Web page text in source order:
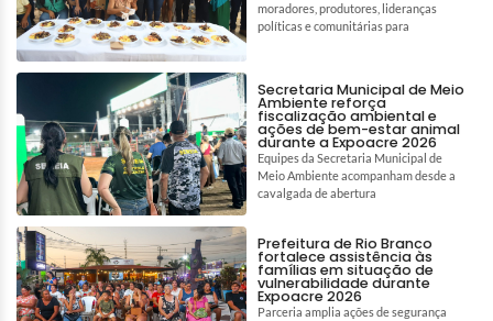
moradores, produtores, lideranças
políticas e comunitárias para
Secretaria Municipal de Meio
Ambiente reforça
fiscalização ambiental e
ações de bem-estar animal
durante a Expoacre 2026
Equipes da Secretaria Municipal de
Meio Ambiente acompanham desde a
cavalgada de abertura
Prefeitura de Rio Branco
fortalece assistência às
famílias em situação de
vulnerabilidade durante
Expoacre 2026
Parceria amplia ações de segurança